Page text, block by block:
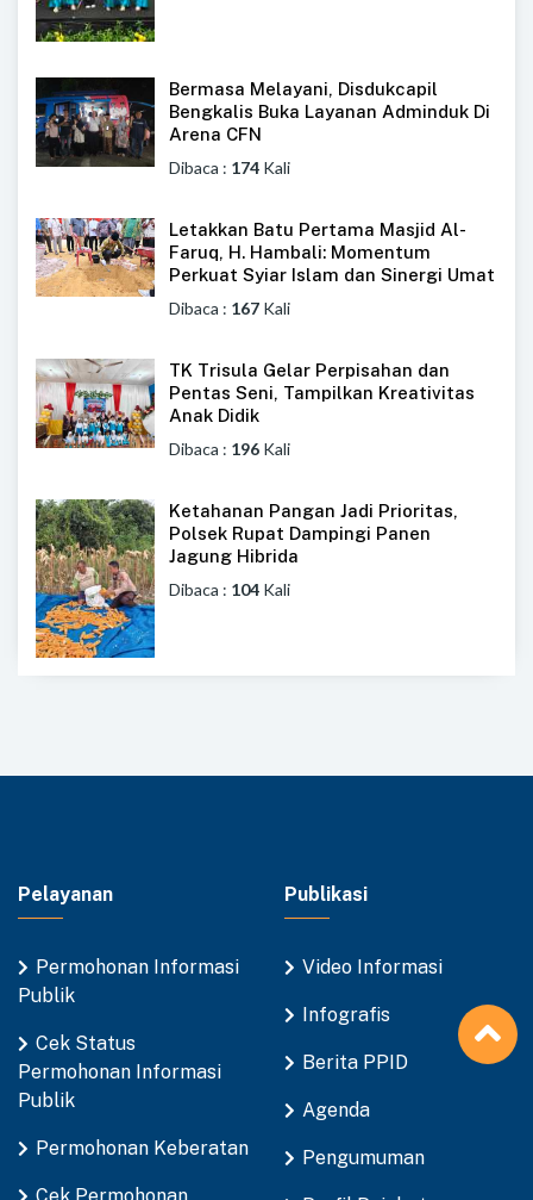
Bermasa Melayani, Disdukcapil
Bengkalis Buka Layanan Adminduk Di
Arena CFN
Dibaca : 174 Kali
Letakkan Batu Pertama Masjid Al-
Faruq, H. Hambali: Momentum
Perkuat Syiar Islam dan Sinergi Umat
Dibaca : 167 Kali
TK Trisula Gelar Perpisahan dan
Pentas Seni, Tampilkan Kreativitas
Anak Didik
Dibaca : 196 Kali
Ketahanan Pangan Jadi Prioritas,
Polsek Rupat Dampingi Panen
Jagung Hibrida
Dibaca : 104 Kali
Pelayanan
Permohonan Informasi
Publik
Cek Status
Permohonan Informasi
Publik
Permohonan Keberatan
Cek Permohonan
Publikasi
Video Informasi
Infografis
Berita PPID
Agenda
Pengumuman